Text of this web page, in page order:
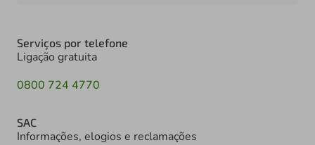
Serviços por telefone
Ligação gratuita
0800 724 4770
SAC
Informações, elogios e reclamações